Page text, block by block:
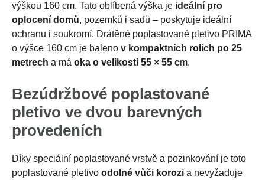
výškou 160 cm. Tato oblíbená výška je ideální pro
oplocení domů, pozemků i sadů –⁠ poskytuje ideální
ochranu i soukromí. Drátěné poplastované pletivo PRIMA
o výšce 160 cm je baleno v kompaktních rolích po 25
metrech a má oka o velikosti 55 × 55 cm.
Bezúdržbové poplastované
pletivo ve dvou barevných
provedeních
Díky speciální poplastované vrstvě a pozinkování je toto
poplastované pletivo odolné vůči korozi a nevyžaduje